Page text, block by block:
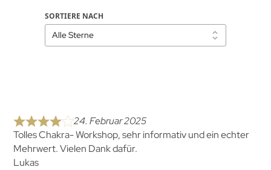
SORTIERE NACH
24. Februar 2025
Tolles Chakra- Workshop, sehr informativ und ein echter
Mehrwert. Vielen Dank dafür.
Lukas